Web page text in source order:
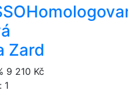
Zard
9 210 Kč
1